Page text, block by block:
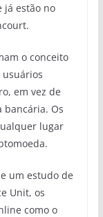
já estão no
o conceito
em vez de
bancária. Os
lugar
um estudo de
Unit, os
como o